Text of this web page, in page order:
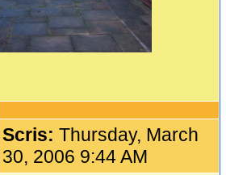
Scris:Thursday, March
30, 2006 9:44 AM